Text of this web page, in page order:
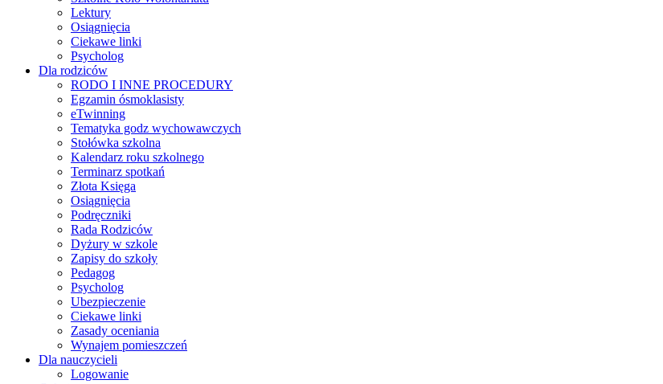
Lektury
Osiągnięcia
Ciekawe linki
Psycholog
Dla rodziców
RODO I INNE PROCEDURY
Egzamin ósmoklasisty
eTwinning
Tematyka godz wychowawczych
Stołówka szkolna
Kalendarz roku szkolnego
Terminarz spotkań
Złota Księga
Osiągnięcia
Podręczniki
Rada Rodziców
Dyżury w szkole
Zapisy do szkoły
Pedagog
Psycholog
Ubezpieczenie
Ciekawe linki
Zasady oceniania
Wynajem pomieszczeń
Dla nauczycieli
Logowanie